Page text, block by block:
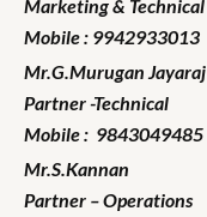
Marketing& Technical
Mobile : 9942933013
Mr.G.Murugan Jayaraj
Partner -Technical
Mobile : 9843049485
Mr.S.Kannan
Partner – Operations